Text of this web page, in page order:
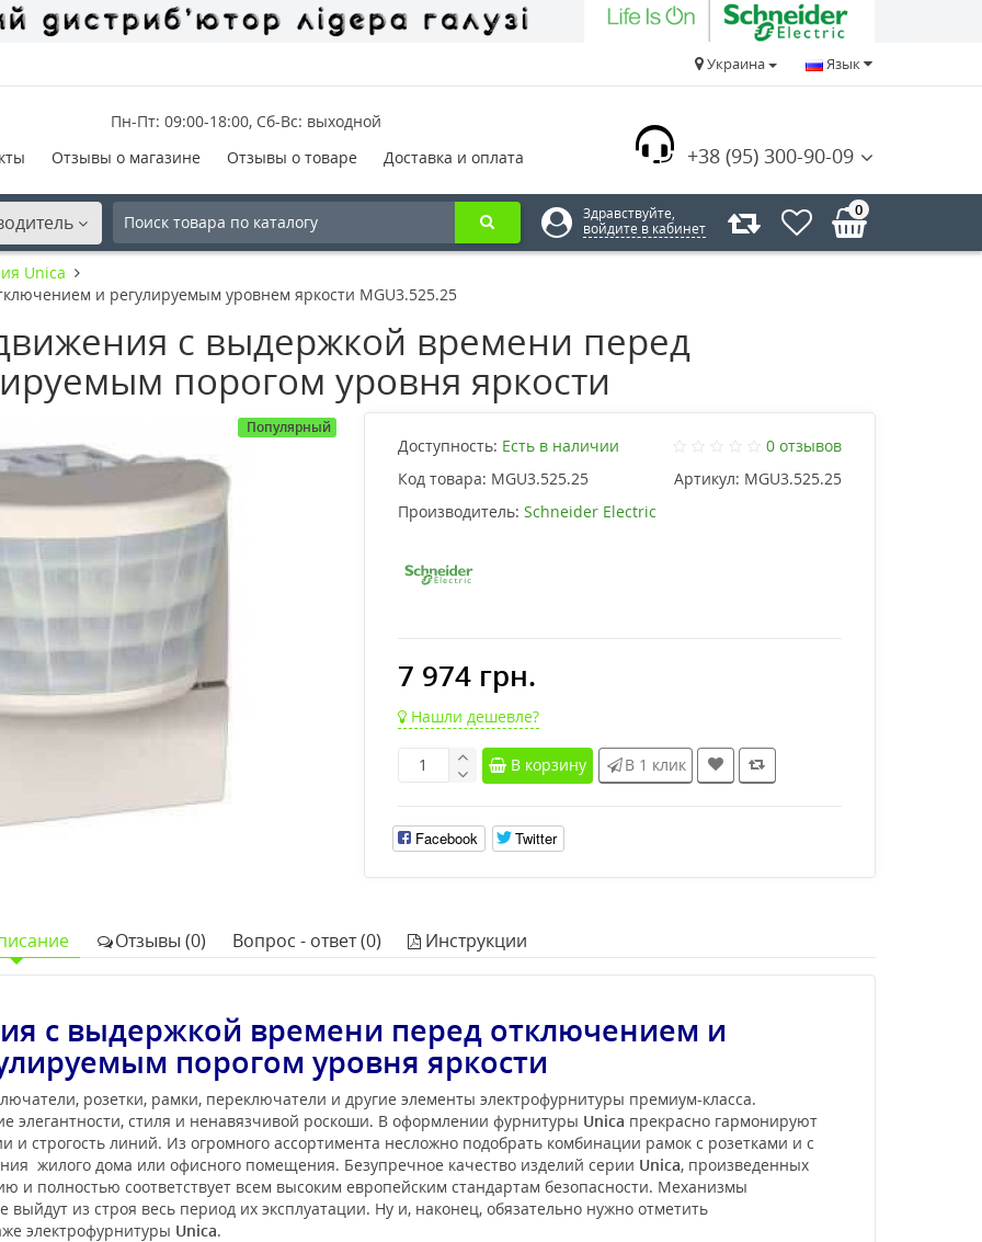
Язык
Украина
+38 (95) 300-90-09
Пн-Пт: 09:00-18:00, Сб-Вс: выходной
Отзывы о магазине Отзывы о товаре Доставка и оплата
Здравствуйте,
войдите в кабинет
0
Unica
и регулируемым уровнем яркости MGU3.525.25
с выдержкой времени перед
порогом уровня яркости
Популярный
Доступность: Есть в наличии
0 отзывов
Код товара: MGU3.525.25 Артикул: MGU3.525.25
Производитель: Schneider Electric
7 974 грн.
Нашли дешевле?
В корзину В 1 клик
Facebook Twitter
Отзывы (0) Вопрос - ответ (0) Инструкции
с выдержкой времени перед отключением и
порогом уровня яркости
розетки, рамки, переключатели и другие элементы электрофурнитуры премиум-класса.
элегантности, стиля и ненавязчивой роскоши. В оформлении фурнитуры Unica прекрасно гармонируют
строгость линий. Из огромного ассортимента несложно подобрать комбинации рамок с розетками и с
жилого дома или офисного помещения. Безупречное качество изделий серии Unica, произведенных
и полностью соответствует всем высоким европейским стандартам безопасности. Механизмы
из строя весь период их эксплуатации. Ну и, наконец, обязательно нужно отметить
электрофурнитуры Unica.